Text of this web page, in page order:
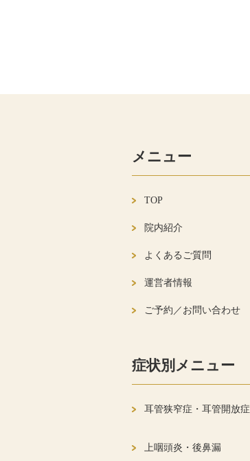
メニュー
TOP
院内紹介
よくあるご質問
運営者情報
ご予約／お問い合わせ
症状別メニュー
耳管狭窄症・耳管開放症
上咽頭炎・後鼻漏